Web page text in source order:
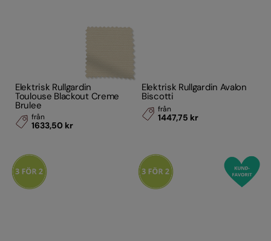
Elektrisk Rullgardin
Toulouse Blackout Creme
Brulee
från
1633,50 kr
Elektrisk Rullgardin Avalon
Biscotti
från
1447,75 kr